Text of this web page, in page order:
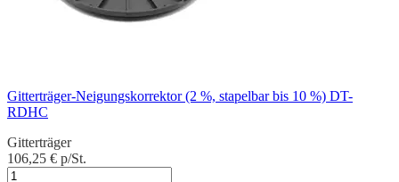
Gitterträger-Neigungskorrektor (2 %, stapelbar bis 10 %) DT-
RDHC
Gitterträger
106,25 € p/St.